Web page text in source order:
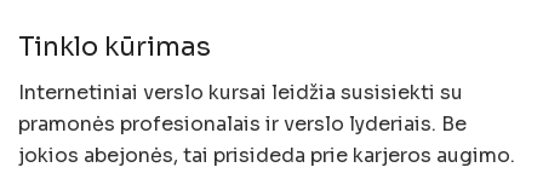
Tinklo kūrimas
Internetiniai verslo kursai leidžia susisiekti su
pramonės profesionalais ir verslo lyderiais. Be
jokios abejonės, tai prisideda prie karjeros augimo.